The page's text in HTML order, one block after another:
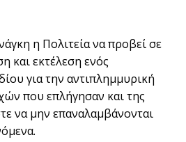
η Πολιτεία να προβεί σε
και εκτέλεση ενός
για την αντιπλημμυρική
που επλήγησαν και της
να μην επαναλαμβάνονται